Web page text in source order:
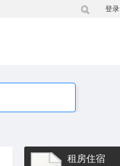
登录
租房住宿